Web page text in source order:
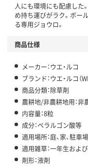
人にも環境にも配慮した
め持ち運びがラク。ボー
る専用ジョウロ。
商品仕様
メーカー：ウエ・ルコ
ブランド：ウエ・ルコ（
商品分類：除草剤
農耕地/非農耕地用：非
内容量：8粒
成分：ペラルゴン酸等
適用場所：庭、家、駐車
適用雑草：一年生およ
剤形：液剤